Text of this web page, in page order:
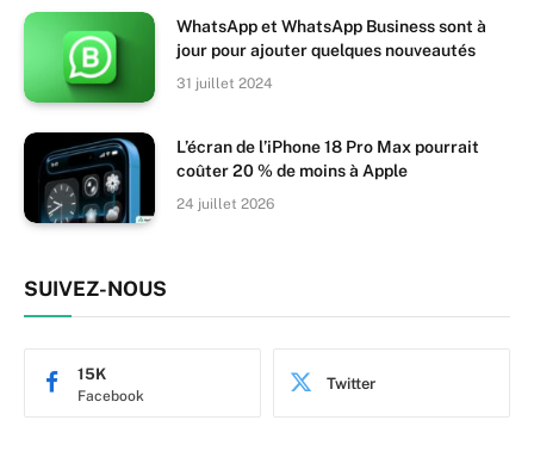
WhatsApp et WhatsApp Business sont à
jour pour ajouter quelques nouveautés
31 juillet 2024
L’écran de l’iPhone 18 Pro Max pourrait
coûter 20 % de moins à Apple
24 juillet 2026
SUIVEZ-NOUS
Facebook
15K Twitter